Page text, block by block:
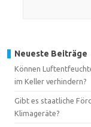
Neueste Beiträge
Können
im Keller verhindern?
Gibt es staatliche
Klimageräte?